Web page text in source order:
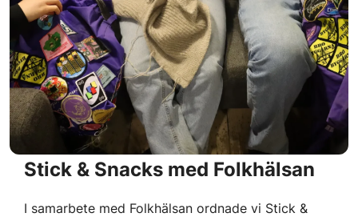
Stick & Snacks med Folkhälsan
I samarbete med Folkhälsan ordnade vi Stick &